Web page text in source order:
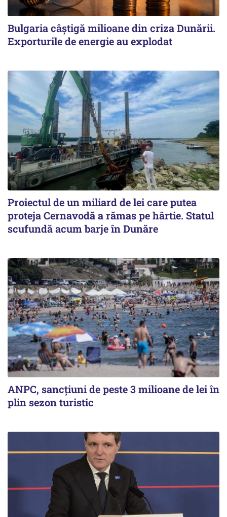
Bulgaria câștigă milioane din criza Dunării.
Exporturile de energie au explodat
Proiectul de un miliard de lei care putea
proteja Cernavodă a rămas pe hârtie. Statul
scufundă acum barje în Dunăre
ANPC, sancțiuni de peste 3 milioane de lei în
plin sezon turistic